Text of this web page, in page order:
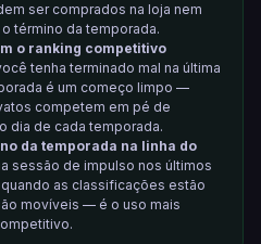
ser comprados na loja nem
término da temporada.
o ranking competitivo
tenha terminado mal na última
é um começo limpo —
competem em pé de
dia de cada temporada.
da temporada na linha do
sessão de impulso nos últimos
as classificações estão
movíveis — é o uso mais